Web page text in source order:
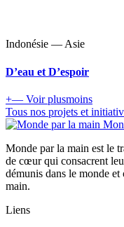
Indonésie — Asie
D’eau et D’espoir
+— Voirplusmoins
Tous nos projets et
Monde par la main est le
de cœur qui consacrent
démunis dans le monde
main.
Liens